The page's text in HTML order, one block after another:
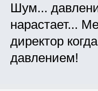
Шум...
нарастает...
директор
давлением!